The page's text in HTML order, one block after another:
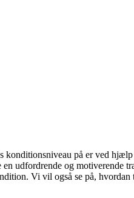
på er ved hjælp
udfordrende og motiverende
Vi vil også se på, hvordan